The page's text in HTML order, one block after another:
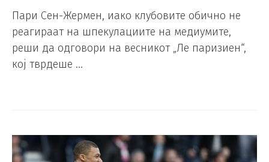
Пари Сен-Жермен, иако клубовите обично не
реагираат на шпекулациите на медиумите,
реши да одговори на весникот „Ле паризиен“,
кој тврдеше …